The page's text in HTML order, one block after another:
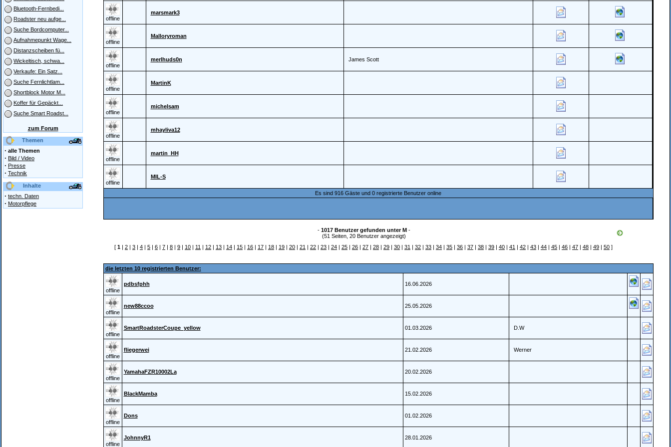
Bluetooth-Fernbedi...
Roadster neu aufge...
Suche Bordcomputer...
Aufnahmepunkt Wage...
Distanzscheiben fü...
Wickeltisch, schwa...
Verkaufe: Ein Satz...
Suche Fernlichtlam...
Shortblock Motor M...
Koffer für Gepäckt...
Suche Smart Roadst...
zum Forum
Themen
· alle Themen
· Bild / Video
· Presse
· Technik
Inhalte
· techn. Daten
· Motorpflege
offline
marsmark3
offline
Malloryroman
offline
merlhuds0n James Scott
offline
MartinK
offline
michelsam
offline
mhayliva12
offline
martin_HH
offline
MIL-S
Es sind 916 Gäste und 0 registrierte Benutzer online
- 1017 Benutzer gefunden unter M-
(51 Seiten, 20 Benutzer angezeigt)
[ 1 | 2 | 3 | 4 | 5 | 6 | 7 | 8 | 9 | 10 | 11 | 12 | 13 | 14 | 15 | 16 | 17 | 18 | 19 | 20 | 21 | 22 | 23 | 24 | 25 | 26 | 27 | 28 | 29 | 30 | 31 | 32 | 33 | 34 | 35 | 36 | 37 | 38 | 39 | 40 | 41 | 42 | 43 | 44 | 45 | 46 | 47 | 48 | 49 | 50 ]
die letzten 10 registrierten Benutzer:
offline
pdbsfphh 16.06.2026
offline
new88ccoo 25.05.2026
offline
SmartRoadsterCoupe_yellow 01.03.2026 D.W
offline
fliegerwei 21.02.2026 Werner
offline
YamahaFZR10002La 20.02.2026
offline
BlackMamba 15.02.2026
offline
Dons 01.02.2026
offline
JohnnyR1 28.01.2026